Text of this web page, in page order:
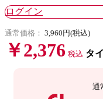
ログイン
通常価格： 3,960円(税込)
￥2,376 税込 タ
通